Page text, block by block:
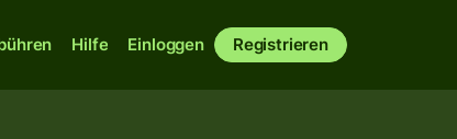
Hilfe Einloggen Registrieren